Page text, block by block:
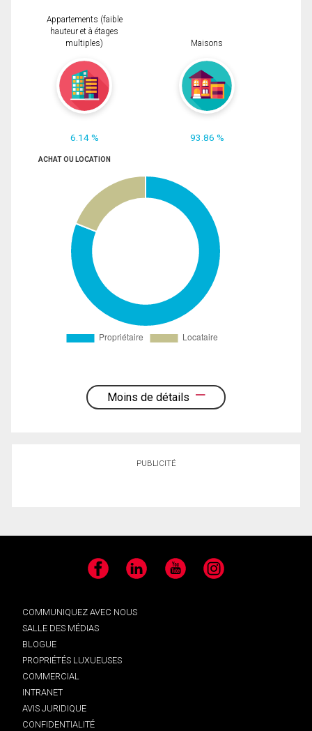
Appartements (faible
hauteur et à étages
multiples)
6.14 %
Maisons
93.86 %
ACHAT OU LOCATION
Moins de détails
PUBLICITÉ
Facebook LinkedIn YouTube Instagram
COMMUNIQUEZ AVEC NOUS
SALLE DES MÉDIAS
BLOGUE
PROPRIÉTÉS LUXUEUSES
COMMERCIAL
INTRANET
AVIS JURIDIQUE
CONFIDENTIALITÉ